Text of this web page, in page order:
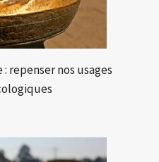
repenser nos usages